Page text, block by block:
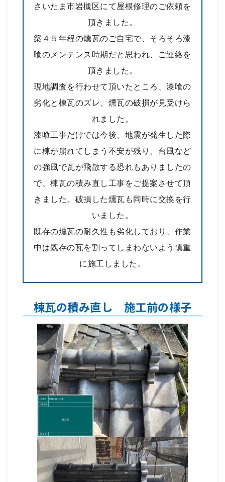
さいたま市岩槻区にて屋根修理のご依頼を
頂きました。
築４５年程の燻瓦のご自宅で、そろそろ漆
喰のメンテンス時期だと思われ、ご連絡を
頂きました。
現地調査を行わせて頂いたところ、漆喰の
劣化と棟瓦のズレ、燻瓦の破損が見受けら
れました。
漆喰工事だけでは今後、地震が発生した際
に棟が崩れてしまう不安が残り、台風など
の強風で瓦が飛散する恐れもありましたの
で、棟瓦の積み直し工事をご提案させて頂
きました。破損した燻瓦も同時に交換を行
いました。
既存の燻瓦の耐久性も劣化しており、作業
中は既存の瓦を割ってしまわないよう慎重
に施工しました。
棟瓦の積み直し 施工前の様子